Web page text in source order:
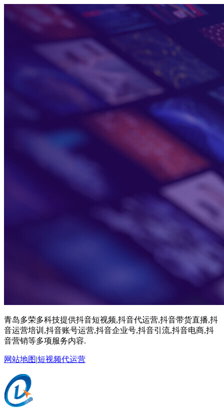
青岛多荣多科技提供抖音短视频,抖音代运营,抖音带货直播,抖
音运营培训,抖音账号运营,抖音企业号,抖音引流,抖音电商,抖
音营销等多项服务内容.
网站地图|短视频代运营